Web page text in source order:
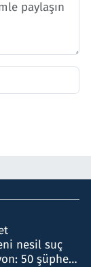
nesil suç
50 şüpheli